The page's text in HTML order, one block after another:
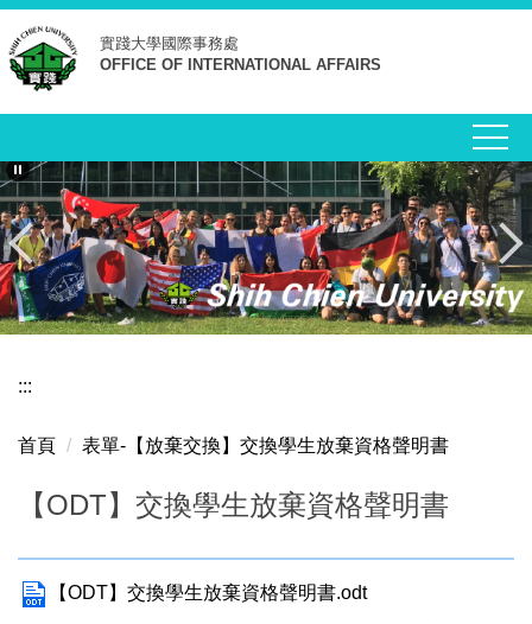
跳
到
主
要
容
區
實踐大學國際事務處
OFFICE OF INTERNATIONAL AFFAIRS
:::
首頁 表單-【放棄交換】交換學生放棄資格聲明書
【ODT】交換學生放棄資格聲明書
【ODT】交換學生放棄資格聲明書.odt